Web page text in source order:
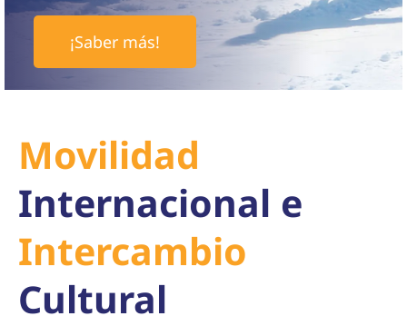
¡Saber más!
Movilidad
Internacional e
Intercambio
Cultural